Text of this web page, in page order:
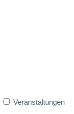
Veranstaltungen